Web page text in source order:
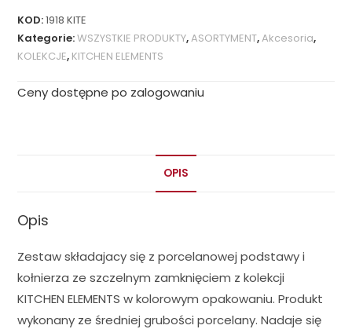
KOD:1918 KITE
Kategorie:WSZYSTKIE PRODUKTY,ASORTYMENT,Akcesoria,
KOLEKCJE, KITCHEN ELEMENTS
Ceny dostępne po zalogowaniu
OPIS
Opis
Zestaw składajacy się z porcelanowej podstawy i
kołnierza ze szczelnym zamknięciem z kolekcji
KITCHEN ELEMENTS w kolorowym opakowaniu. Produkt
wykonany ze średniej grubości porcelany. Nadaje się